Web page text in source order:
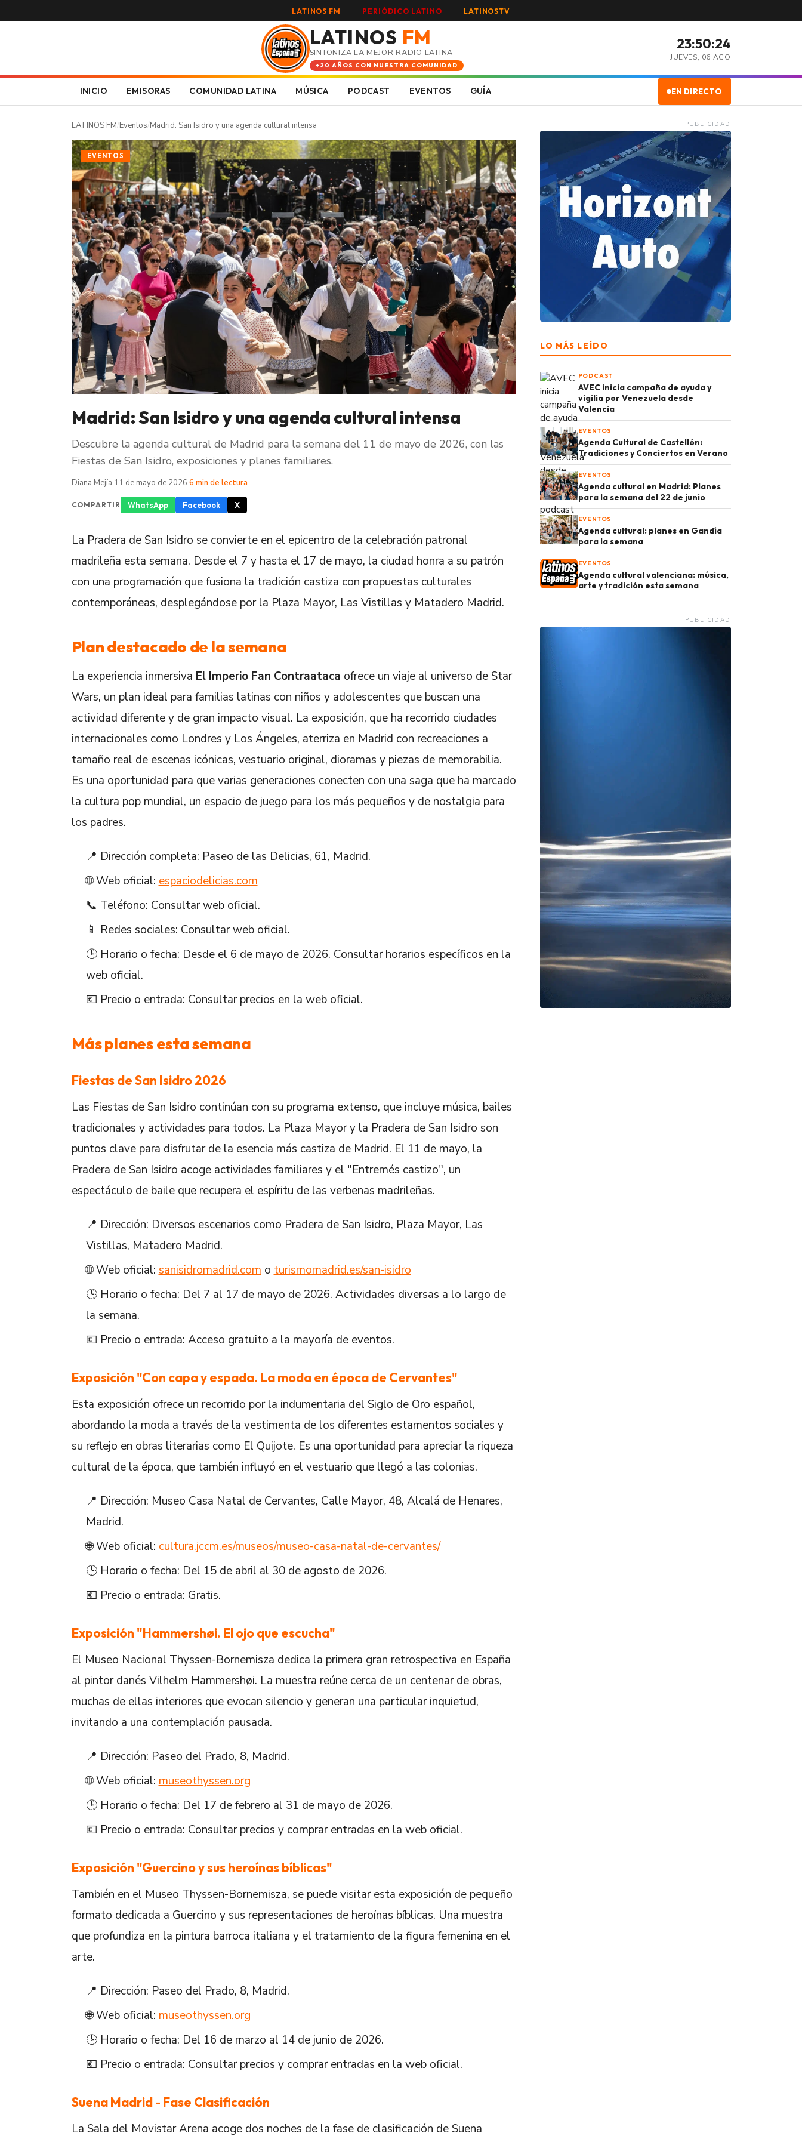
LATINOS FM PERIÓDICO LATINO LATINOSTV
LATINOS FM
SINTONIZA LA MEJOR RADIO LATINA
+20 AÑOS CON NUESTRA COMUNIDAD
23:50:25
JUEVES, 06 AGO
INICIO EMISORAS COMUNIDAD LATINA MÚSICA PODCAST EVENTOS GUÍA EN DIRECTO
LATINOS FM/Eventos/Madrid: San Isidro y una agenda cultural intensa
EVENTOS
Madrid: San Isidro y una agenda cultural intensa
Descubre la agenda cultural de Madrid para la semana del 11 de mayo de 2026, con las
Fiestas de San Isidro, exposiciones y planes familiares.
Diana Mejía·11 de mayo de 2026·6 min de lectura
COMPARTIR WhatsApp Facebook X
La Pradera de San Isidro se convierte en el epicentro de la celebración patronal
madrileña esta semana. Desde el 7 y hasta el 17 de mayo, la ciudad honra a su patrón
con una programación que fusiona la tradición castiza con propuestas culturales
contemporáneas, desplegándose por la Plaza Mayor, Las Vistillas y Matadero Madrid.
Plan destacado de la semana
La experiencia inmersiva El Imperio Fan Contraataca ofrece un viaje al universo de Star
Wars, un plan ideal para familias latinas con niños y adolescentes que buscan una
actividad diferente y de gran impacto visual. La exposición, que ha recorrido ciudades
internacionales como Londres y Los Ángeles, aterriza en Madrid con recreaciones a
tamaño real de escenas icónicas, vestuario original, dioramas y piezas de memorabilia.
Es una oportunidad para que varias generaciones conecten con una saga que ha marcado
la cultura pop mundial, un espacio de juego para los más pequeños y de nostalgia para
los padres.
📍 Dirección completa: Paseo de las Delicias, 61, Madrid.
🌐 Web oficial: espaciodelicias.com
📞 Teléfono: Consultar web oficial.
📱 Redes sociales: Consultar web oficial.
🕒 Horario o fecha: Desde el 6 de mayo de 2026. Consultar horarios específicos en la
web oficial.
💶 Precio o entrada: Consultar precios en la web oficial.
Más planes esta semana
Fiestas de San Isidro 2026
Las Fiestas de San Isidro continúan con su programa extenso, que incluye música, bailes
tradicionales y actividades para todos. La Plaza Mayor y la Pradera de San Isidro son
puntos clave para disfrutar de la esencia más castiza de Madrid. El 11 de mayo, la
Pradera de San Isidro acoge actividades familiares y el "Entremés castizo", un
espectáculo de baile que recupera el espíritu de las verbenas madrileñas.
📍 Dirección: Diversos escenarios como Pradera de San Isidro, Plaza Mayor, Las
Vistillas, Matadero Madrid.
🌐 Web oficial: sanisidromadrid.com o turismomadrid.es/san-isidro
🕒 Horario o fecha: Del 7 al 17 de mayo de 2026. Actividades diversas a lo largo de
la semana.
💶 Precio o entrada: Acceso gratuito a la mayoría de eventos.
Exposición "Con capa y espada. La moda en época de Cervantes"
Esta exposición ofrece un recorrido por la indumentaria del Siglo de Oro español,
abordando la moda a través de la vestimenta de los diferentes estamentos sociales y
su reflejo en obras literarias como El Quijote. Es una oportunidad para apreciar la riqueza
cultural de la época, que también influyó en el vestuario que llegó a las colonias.
📍 Dirección: Museo Casa Natal de Cervantes, Calle Mayor, 48, Alcalá de Henares,
Madrid.
🌐 Web oficial: cultura.jccm.es/museos/museo-casa-natal-de-cervantes/
🕒 Horario o fecha: Del 15 de abril al 30 de agosto de 2026.
💶 Precio o entrada: Gratis.
Exposición "Hammershøi. El ojo que escucha"
El Museo Nacional Thyssen-Bornemisza dedica la primera gran retrospectiva en España
al pintor danés Vilhelm Hammershøi. La muestra reúne cerca de un centenar de obras,
muchas de ellas interiores que evocan silencio y generan una particular inquietud,
invitando a una contemplación pausada.
📍 Dirección: Paseo del Prado, 8, Madrid.
🌐 Web oficial: museothyssen.org
🕒 Horario o fecha: Del 17 de febrero al 31 de mayo de 2026.
💶 Precio o entrada: Consultar precios y comprar entradas en la web oficial.
Exposición "Guercino y sus heroínas bíblicas"
También en el Museo Thyssen-Bornemisza, se puede visitar esta exposición de pequeño
formato dedicada a Guercino y sus representaciones de heroínas bíblicas. Una muestra
que profundiza en la pintura barroca italiana y el tratamiento de la figura femenina en el
arte.
📍 Dirección: Paseo del Prado, 8, Madrid.
🌐 Web oficial: museothyssen.org
🕒 Horario o fecha: Del 16 de marzo al 14 de junio de 2026.
💶 Precio o entrada: Consultar precios y comprar entradas en la web oficial.
Suena Madrid - Fase Clasificación
La Sala del Movistar Arena acoge dos noches de la fase de clasificación de Suena
PUBLICIDAD
LO MÁS LEÍDO
PODCAST
AVEC inicia campaña de ayuda y
vigilia por Venezuela desde
Valencia
EVENTOS
Agenda Cultural de Castellón:
Tradiciones y Conciertos en Verano
EVENTOS
Agenda cultural en Madrid: Planes
para la semana del 22 de junio
EVENTOS
Agenda cultural: planes en Gandía
para la semana
EVENTOS
Agenda cultural valenciana: música,
arte y tradición esta semana
PUBLICIDAD